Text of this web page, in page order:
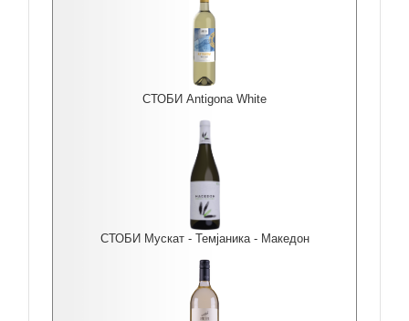
СТОБИ Antigona White
СТОБИ Мускат - Темјаника - Македон